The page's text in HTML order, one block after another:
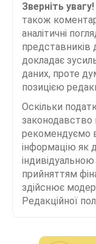
Зверніть увагу!
також
аналітичні
представників
докладає
даних, проте
позицією
Оскільки
законодавство
рекомендуємо
інформацію як
прийняттям
здійснює
Редакційної